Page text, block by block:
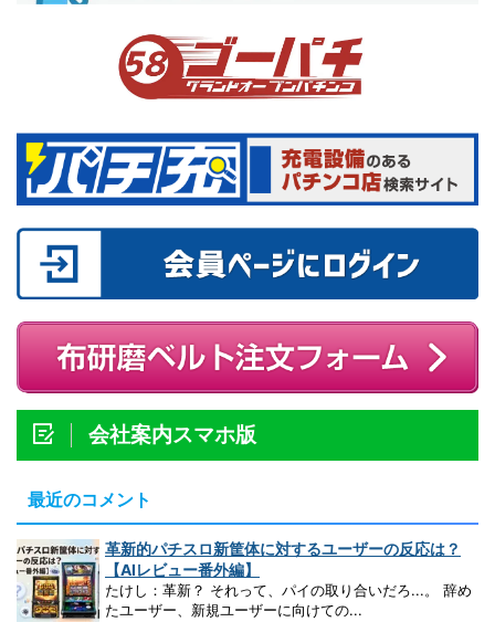
会社案内スマホ版
最近のコメント
革新的パチスロ新筐体に対するユーザーの反応は？
【AIレビュー番外編】
たけし：革新？ それって、パイの取り合いだろ...。 辞め
たユーザー、新規ユーザーに向けての...